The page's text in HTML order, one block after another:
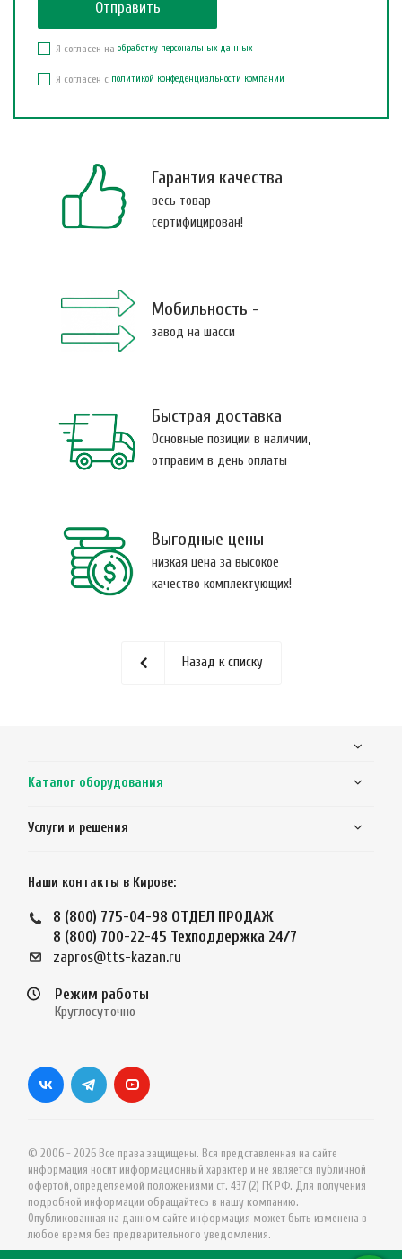
Я согласен на обработку персональных данных
Я согласен с политикой конфеденциальности компании
Гарантия качества
весь товар
сертифицирован!
Мобильность -
завод на шасси
Быстрая доставка
Основные позиции в наличии,
отправим в день оплаты
Выгодные цены
низкая цена за высокое
качество комплектующих!
Назад к списку
Каталог оборудования
Услуги и решения
Наши контакты в Кирове:
8 (800) 775-04-98 ОТДЕЛ ПРОДАЖ
8 (800) 700-22-45 Техподдержка 24/7
zapros@tts-kazan.ru
Режим работы
Круглосуточно
© 2006 - 2026 Все права защищены. Вся представленная на сайте
информация носит информационный характер и не является публичной
офертой, определяемой положениями ст. 437 (2) ГК РФ. Для получения
подробной информации обращайтесь в нашу компанию.
Опубликованная на данном сайте информация может быть изменена в
любое время без предварительного уведомления.